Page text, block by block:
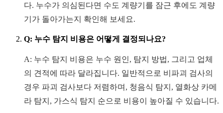
다. 누수가 의심된다면 수도 계량기를 잠근 후에도 계량
기가 돌아가는지 확인해 보세요.
Q: 누수 탐지 비용은 어떻게 결정되나요?
A: 누수 탐지 비용은 누수 원인, 탐지 방법, 그리고 업체
의 견적에 따라 달라집니다. 일반적으로 비파괴 검사의
경우 파괴 검사보다 저렴하며, 청음식 탐지, 열화상 카메
라 탐지, 가스식 탐지 순으로 비용이 높아질 수 있습니다.